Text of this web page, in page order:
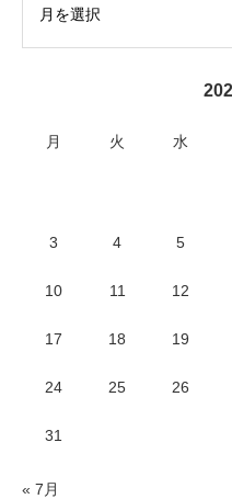
月 火 水
3 4 5
10 11 12
17 18 19
24 25 26
31
« 7月